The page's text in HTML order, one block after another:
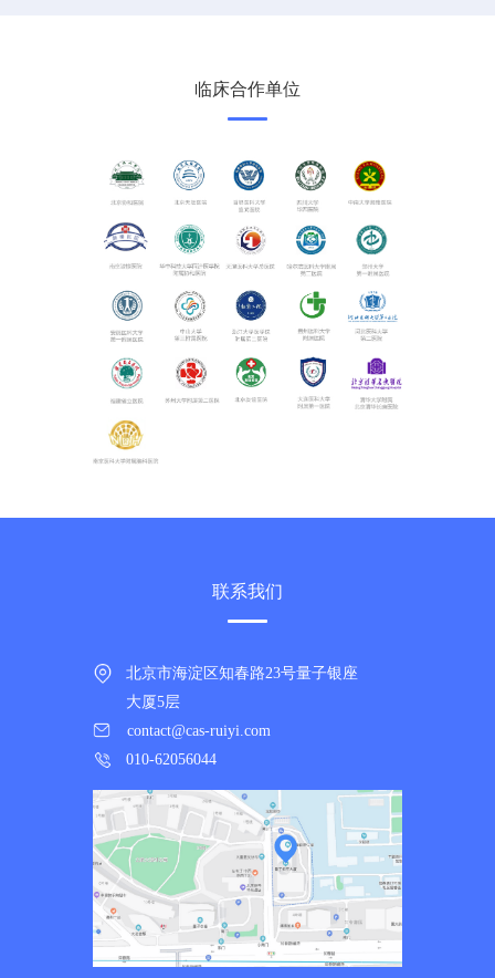
临床合作单位
联系我们
北京市海淀区知春路23号量子银座
大厦5层
contact@cas-ruiyi.com
010-62056044